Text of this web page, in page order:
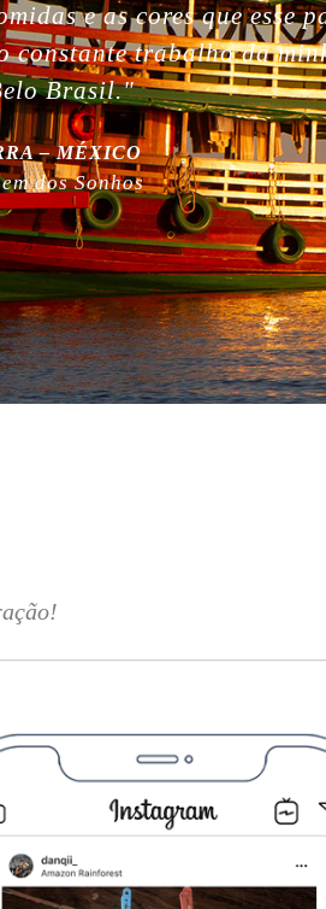
life. So much love for
for being plastic free!”
| FINLÂNDIA
Amazônia